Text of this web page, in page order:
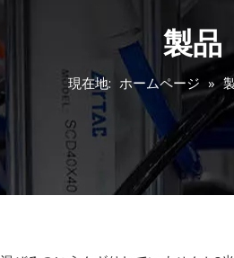
製品
現在地: ホームページ »